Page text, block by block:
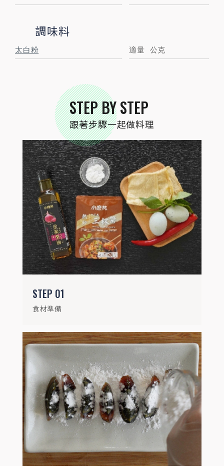
調味料
太白粉 適量 公克
STEP BY STEP
跟著步驟一起做料理
STEP 01
食材準備
食材準備
STEP02
皮蛋水煮切塊，裹上太白粉備用(水煮後可固
定蛋黃不黏刀，亦可使用電鍋蒸熟；太白粉
可讓醬汁更好沾附)
STEP03
豆包切塊備用
STEP04